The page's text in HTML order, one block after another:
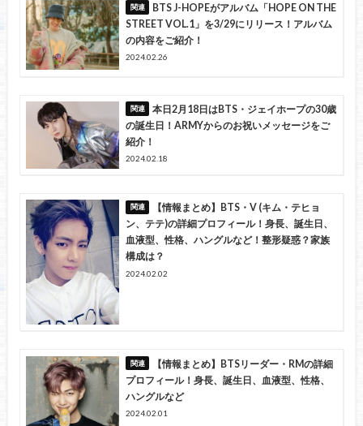
BTS J-HOPEがアルバム「HOPE ON THE
STREET VOL.1」を3/29にリリース！アルバム
の内容をご紹介！
2024.02.26
本日2月18日はBTS・ジェイホープの30歳
の誕生日！ARMYからのお祝いメッセージをご
紹介！
2024.02.18
【情報まとめ】BTS・V (キム・テヒョ
ン、テテ)の詳細プロフィール！身長、誕生日、
血液型、性格、ハングルなど！整形疑惑？家族
構成は？
2024.02.02
【情報まとめ】BTSリーダー・RMの詳細
プロフィール！身長、誕生日、血液型、性格、
ハングルなど
2024.02.01